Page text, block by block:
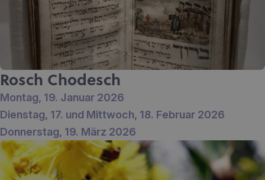
Rosch Chodesch
Montag, 19. Januar 2026
Dienstag, 17. und Mittwoch, 18. Februar 2026
Donnerstag, 19. März 2026